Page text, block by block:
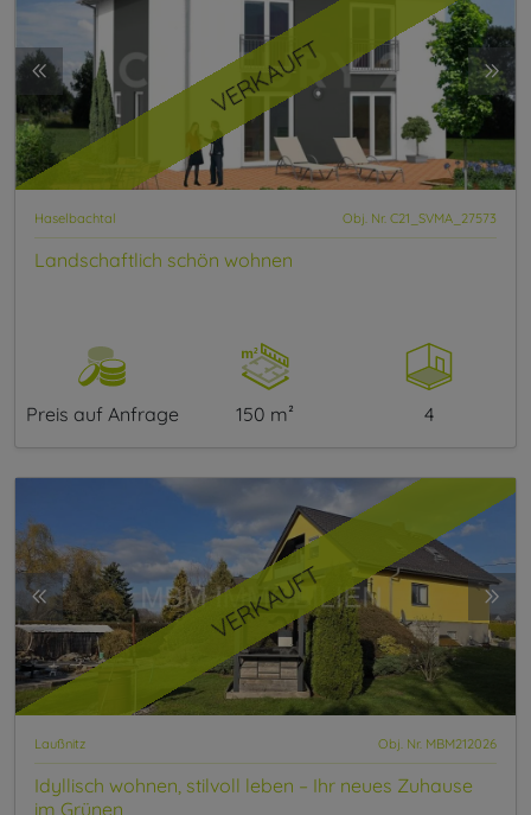
VERKAUFT
Haselbachtal Obj. Nr. C21_SVMA_27573
Landschaftlich schön wohnen
Preis auf Anfrage 150 m² 4
VERKAUFT
Laußnitz Obj. Nr. MBM212026
Idyllisch wohnen, stilvoll leben – Ihr neues Zuhause
im Grünen